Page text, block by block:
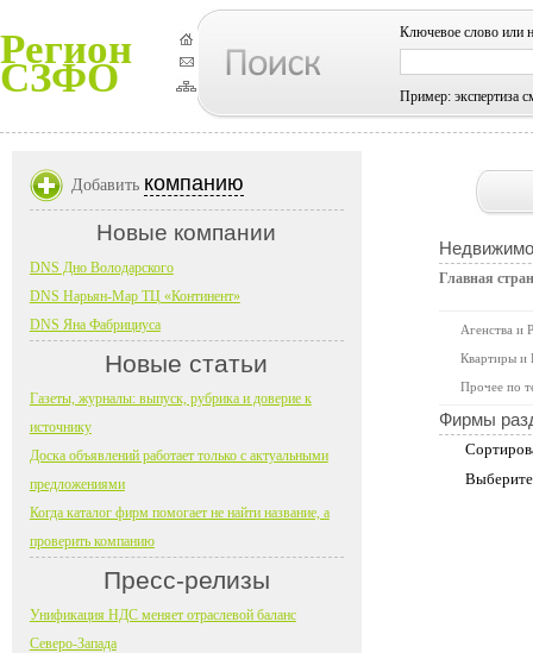
Регион
СЗФО
Ключевое слово или
Пример: экспертиза
Главная
Агенства и
Квартиры и
Прочее по
Фирмы
Добавить компанию
Новые компании
DNS Дно Володарского
DNS Нарьян-Мар ТЦ «Континент»
DNS Яна Фабрициуса
Новые статьи
Газеты, журналы: выпуск, рубрика и доверие к
источнику
Доска объявлений работает только с актуальными
предложениями
Когда каталог фирм помогает не найти название, а
проверить компанию
Пресс-релизы
Унификация НДС меняет отраслевой баланс
Северо-Запада